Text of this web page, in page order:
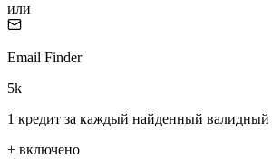
или
Email Finder
5k
1 кредит за каждый найденный валидный
+ включено